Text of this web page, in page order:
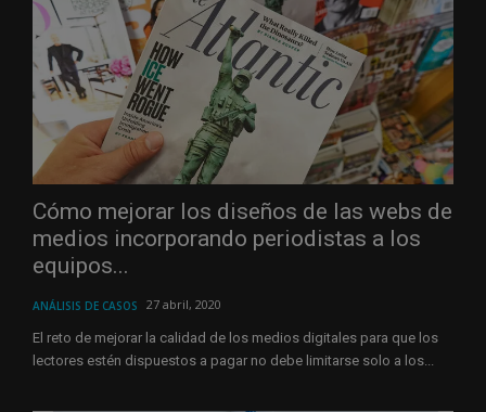
Cómo mejorar los diseños de las webs de
medios incorporando periodistas a los
equipos...
ANÁLISIS DE CASOS 27 abril, 2020
El reto de mejorar la calidad de los medios digitales para que los
lectores estén dispuestos a pagar no debe limitarse solo a los...